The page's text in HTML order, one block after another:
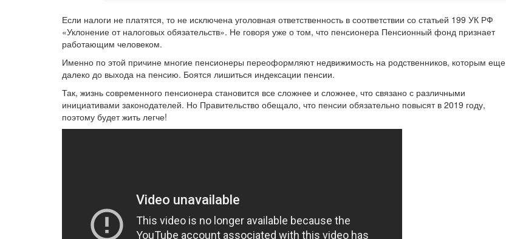
Если налоги не платятся, то не исключена уголовная ответственность в соответствии со статьей 199 УК РФ
«Уклонение от налоговых обязательств». Не говоря уже о том, что пенсионера Пенсионный фонд признает
работающим человеком.
Именно по этой причине многие пенсионеры переоформляют недвижимость на родственников, которым еще
далеко до выхода на пенсию. Боятся лишиться индексации пенсии.
Так, жизнь современного пенсионера становится все сложнее и сложнее, что связано с различными
инициативами законодателей. Но Правительство обещало, что пенсии обязательно повысят в 2019 году,
поэтому будет жить легче!